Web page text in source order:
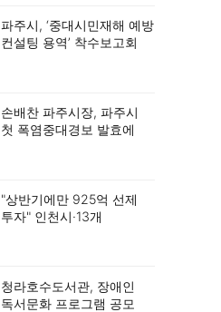
파주시, ‘중대시민재해 예방
컨설팅 용역’ 착수보고회
손배찬 파주시장, 파주시
첫 폭염중대경보 발효에
"상반기에만 925억 선제
투자" 인천시·13개
청라호수도서관, 장애인
독서문화 프로그램 공모